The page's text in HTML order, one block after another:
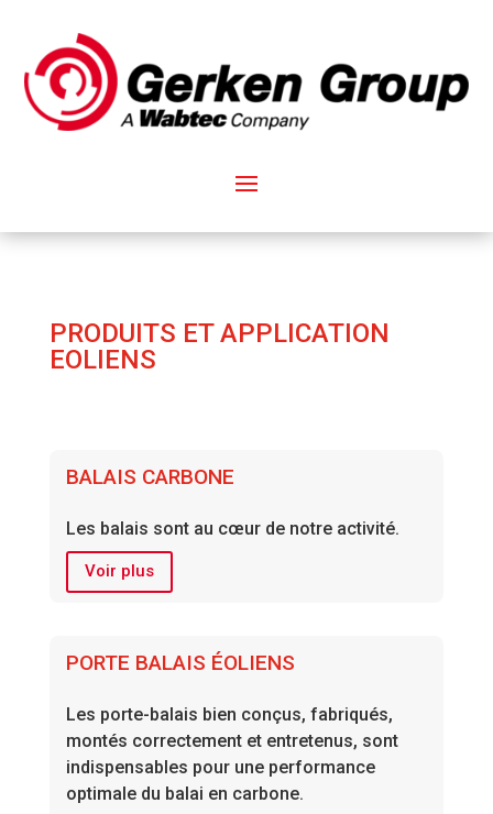
PRODUITS ET APPLICATION
EOLIENS
BALAIS CARBONE
Les balais sont au cœur de notre activité.
Voir plus
PORTE BALAIS ÉOLIENS
Les porte-balais bien conçus, fabriqués,
montés correctement et entretenus, sont
indispensables pour une performance
optimale du balai en carbone.